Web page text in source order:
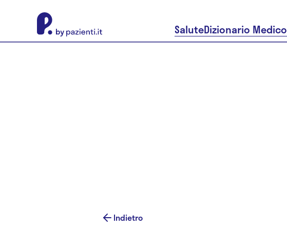
SaluteDizionario Medico
Indietro